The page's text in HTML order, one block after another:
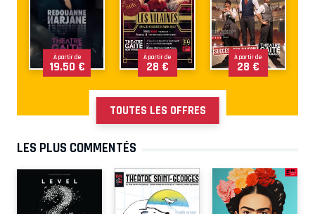
À partir de
19.50 €
À partir de
28 €
À partir de
28 €
TOUTES LES OFFRES
LES PLUS COMMENTÉS